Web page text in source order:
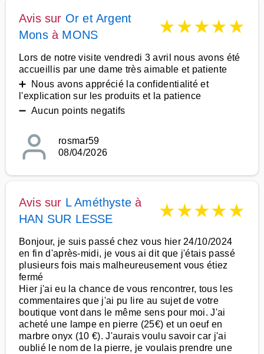
Avis sur Or et Argent
Monsà MONS ★★★★★
Lors de notre visite vendredi 3 avril nous avons été
accueillis par une dame très aimable et patiente
➕ Nous avons apprécié la confidentialité et
l'explication sur les produits et la patience
➖ Aucun points negatifs
rosmar59
08/04/2026
Avis sur L Améthyste à
HAN SUR LESSE
★★★★★
Bonjour, je suis passé chez vous hier 24/10/2024
en fin d'après-midi, je vous ai dit que j'étais passé
plusieurs fois mais malheureusement vous étiez
fermé
Hier j'ai eu la chance de vous rencontrer, tous les
commentaires que j'ai pu lire au sujet de votre
boutique vont dans le même sens pour moi. J'ai
acheté une lampe en pierre (25€) et un oeuf en
marbre onyx (10 €). J'aurais voulu savoir car j'ai
oublié le nom de la pierre, je voulais prendre une